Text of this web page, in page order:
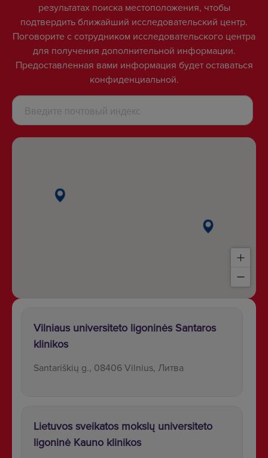
результатах поиска местоположения, чтобы
подтвердить ближайший исследовательский центр.
Поговорите с сотрудником исследовательского центра
для получения дополнительной информации.
Предоставленная вами информация будет оставаться
конфиденциальной.
Vilniaus universiteto ligoninės Santaros
klinikos
Santariškių g., 08406 Vilnius, Литва
Lietuvos sveikatos mokslų universiteto
ligoninė Kauno klinikos